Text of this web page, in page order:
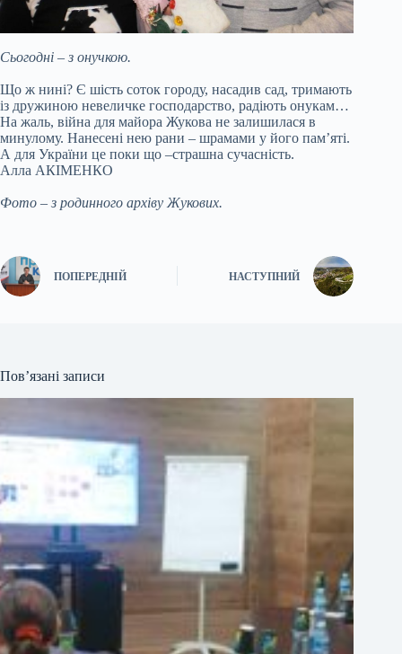
Сьогодні – з онучкою.
Що ж нині? Є шість соток городу, насадив сад, тримають
із дружиною невеличке господарство, радіють онукам…
На жаль, війна для майора Жукова не залишилася в
минулому. Нанесені нею рани – шрамами у його пам’яті.
А для України це поки що –страшна сучасність.
Алла АКІМЕНКО
Фото – з родинного архіву Жукових.
ПОПЕРЕДНІЙ НАСТУПНИЙ
Пов’язані записи